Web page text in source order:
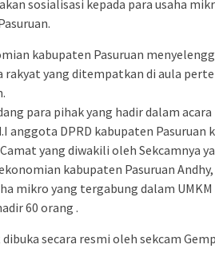
sosialisasi kepada para usaha
kabupaten Pasuruan
yang ditempatkan di aula
para pihak yang hadir dalam acara
anggota DPRD kabupaten Pasuruan
yang diwakili oleh Sekcamnya
kabupaten Pasuruan Andhy,
mikro yang tergabung dalam UMKM
60 orang .
secara resmi oleh sekcam